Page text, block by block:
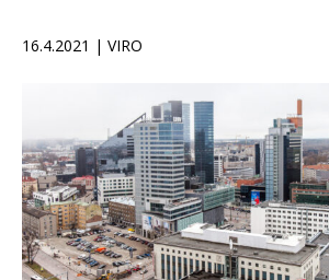
16.4.2021 | VIRO